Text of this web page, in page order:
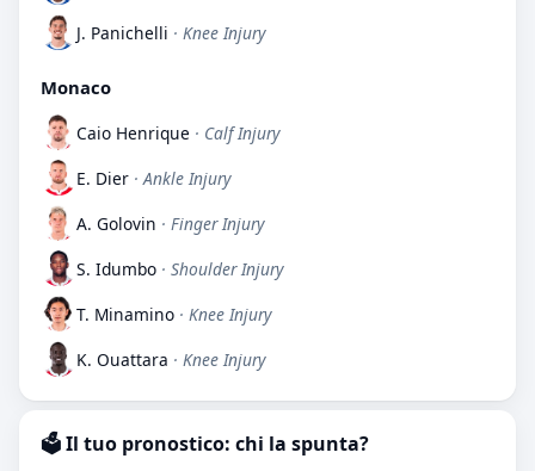
J. Panichelli · Knee Injury
Monaco
Caio Henrique · Calf Injury
E. Dier · Ankle Injury
A. Golovin · Finger Injury
S. Idumbo · Shoulder Injury
T. Minamino · Knee Injury
K. Ouattara · Knee Injury
🗳️ Il tuo pronostico: chi la spunta?